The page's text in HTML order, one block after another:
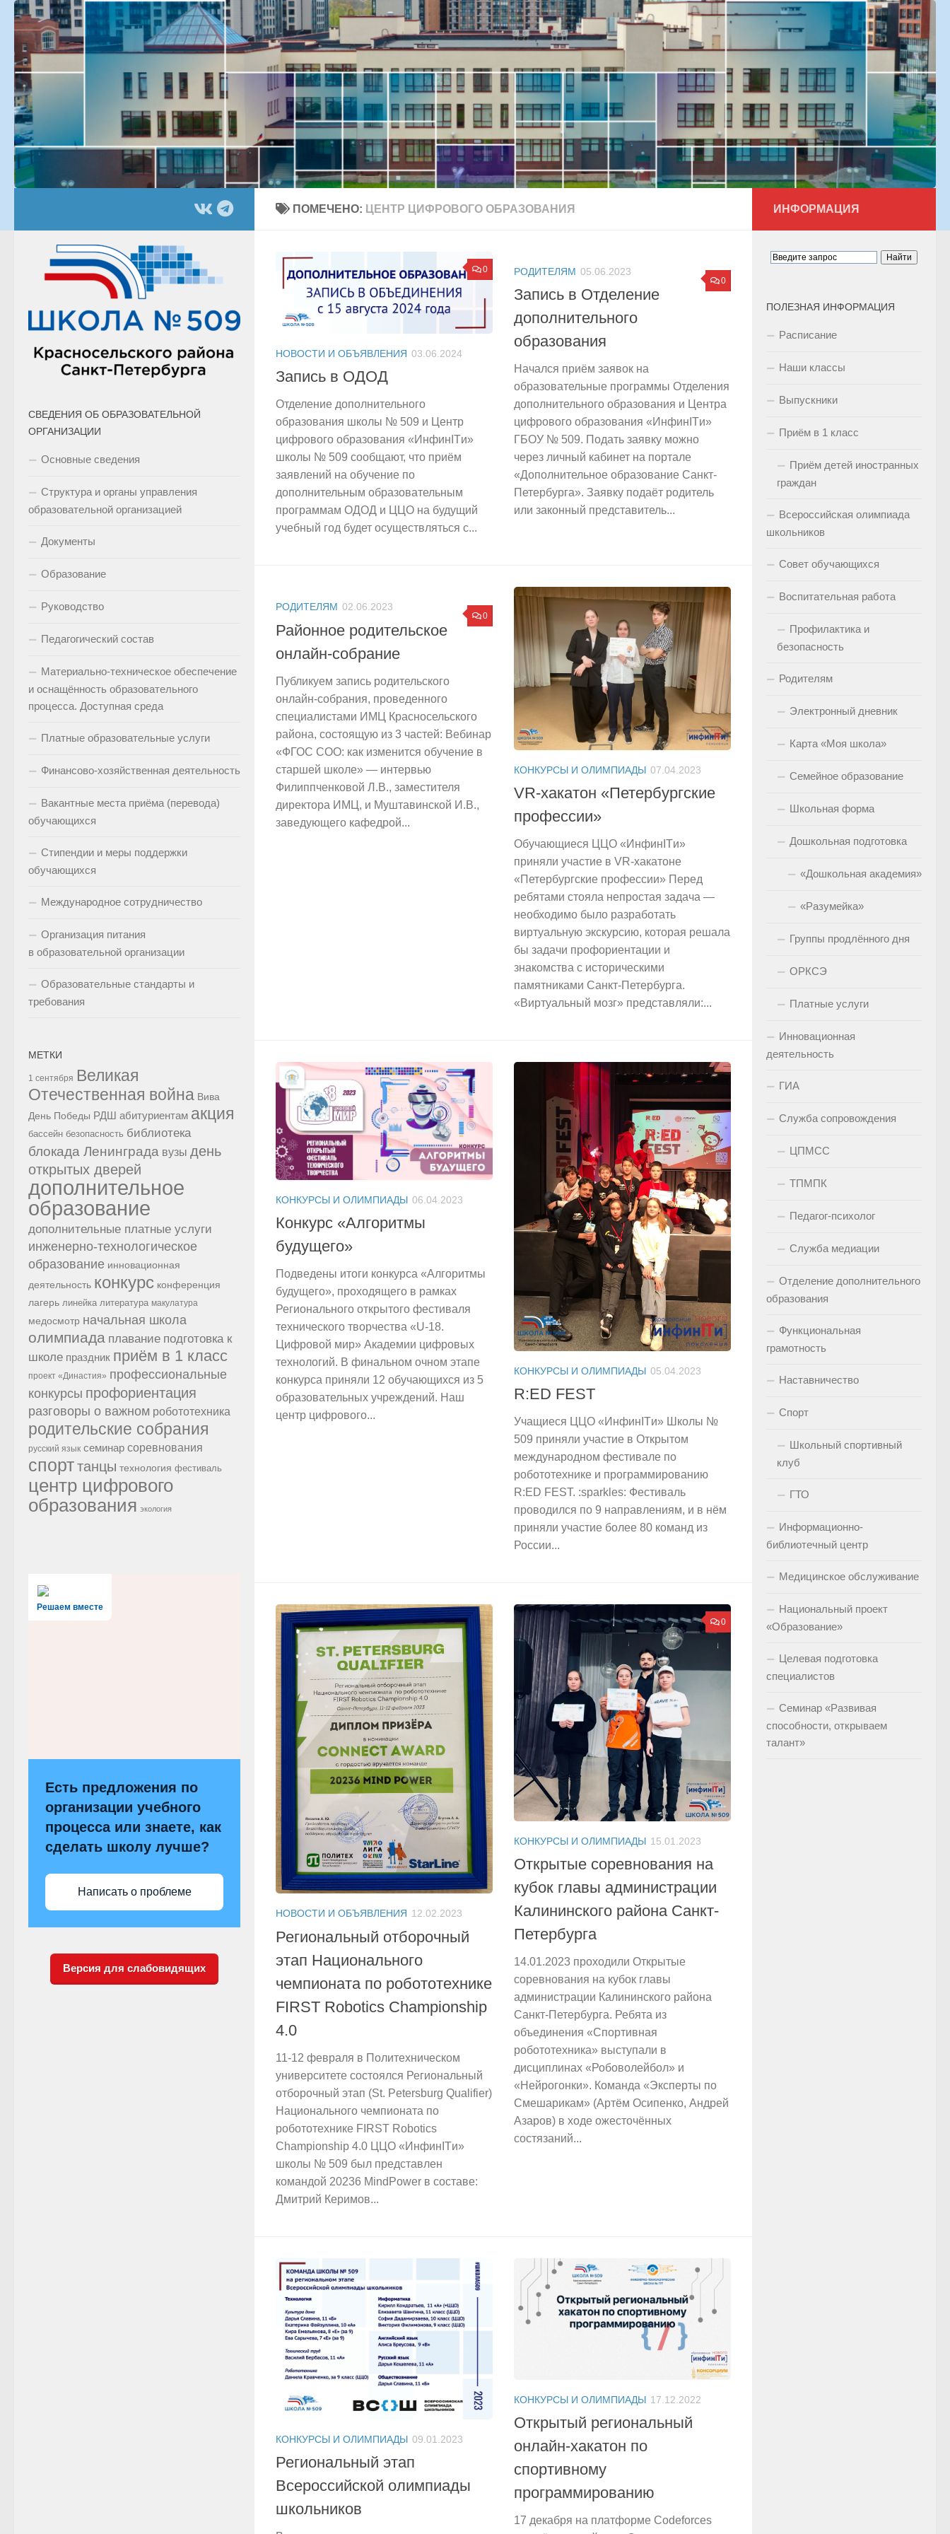
Перейти к содержимому
ПОМЕЧЕНО: ЦЕНТР ЦИФРОВОГО ОБРАЗОВАНИЯ
0
НОВОСТИ И ОБЪЯВЛЕНИЯ 03.06.2024
Запись в ОДОД
Отделение дополнительного
образования школы № 509 и Центр
цифрового образования «ИнфинITи»
школы № 509 сообщают, что приём
заявлений на обучение по
дополнительным образовательным
программам ОДОД и ЦЦО на будущий
учебный год будет осуществляться с...
0
РОДИТЕЛЯМ 05.06.2023
Запись в Отделение
дополнительного
образования
Начался приём заявок на
образовательные программы Отделения
дополнительного образования и Центра
цифрового образования «ИнфинITи»
ГБОУ № 509. Подать заявку можно
через личный кабинет на портале
«Дополнительное образование Санкт-
Петербурга». Заявку подаёт родитель
или законный представитель...
0
РОДИТЕЛЯМ 02.06.2023
Районное родительское
онлайн-собрание
Публикуем запись родительского
онлайн-собрания, проведенного
специалистами ИМЦ Красносельского
района, состоящую из 3 частей: Вебинар
«ФГОС СОО: как изменится обучение в
старшей школе» — интервью
Филиппченковой Л.В., заместителя
директора ИМЦ, и Муштавинской И.В.,
заведующего кафедрой...
КОНКУРСЫ И ОЛИМПИАДЫ 07.04.2023
VR-хакатон «Петербургские
профессии»
Обучающиеся ЦЦО «ИнфинITи»
приняли участие в VR-хакатоне
«Петербургские профессии» Перед
ребятами стояла непростая задача —
необходимо было разработать
виртуальную экскурсию, которая решала
бы задачи профориентации и
знакомства с историческими
памятниками Санкт-Петербурга.
«Виртуальный мозг» представляли:...
КОНКУРСЫ И ОЛИМПИАДЫ 06.04.2023
Конкурс «Алгоритмы
будущего»
Подведены итоги конкурса «Алгоритмы
будущего», проходящего в рамках
Регионального открытого фестиваля
технического творчества «U-18.
Цифровой мир» Академии цифровых
технологий. В финальном очном этапе
конкурса приняли 12 обучающихся из 5
образовательных учреждений. Наш
центр цифрового...
КОНКУРСЫ И ОЛИМПИАДЫ 05.04.2023
R:ED FEST
Учащиеся ЦЦО «ИнфинITи» Школы №
509 приняли участие в Открытом
международном фестивале по
робототехнике и программированию
R:ED FEST. :sparkles: Фестиваль
проводился по 9 направлениям, и в нём
приняли участие более 80 команд из
России...
НОВОСТИ И ОБЪЯВЛЕНИЯ 12.02.2023
Региональный отборочный
этап Национального
чемпионата по робототехнике
FIRST Robotics Championship
4.0
11-12 февраля в Политехническом
университете состоялся Региональный
отборочный этап (St. Petersburg Qualifier)
Национального чемпионата по
робототехнике FIRST Robotics
Championship 4.0 ЦЦО «ИнфинITи»
школы № 509 был представлен
командой 20236 MindPower в составе:
Дмитрий Керимов...
0
КОНКУРСЫ И ОЛИМПИАДЫ 15.01.2023
Открытые соревнования на
кубок главы администрации
Калининского района Санкт-
Петербурга
14.01.2023 проходили Открытые
соревнования на кубок главы
администрации Калининского района
Санкт-Петербурга. Ребята из
объединения «Спортивная
робототехника» выступали в
дисциплинах «Робоволейбол» и
«Нейрогонки». Команда «Эксперты по
Смешарикам» (Артём Осипенко, Андрей
Азаров) в ходе ожесточённых
состязаний...
КОНКУРСЫ И ОЛИМПИАДЫ 09.01.2023
Региональный этап
Всероссийской олимпиады
школьников
КОНКУРСЫ И ОЛИМПИАДЫ 17.12.2022
Открытый региональный
онлайн-хакатон по
спортивному
программированию
17 декабря на платформе Codeforces
СВЕДЕНИЯ ОБ ОБРАЗОВАТЕЛЬНОЙ
ОРГАНИЗАЦИИ
Основные сведения
Структура и органы управления
образовательной организацией
Документы
Образование
Руководство
Педагогический состав
Материально-техническое обеспечение
и оснащённость образовательного
процесса. Доступная среда
Платные образовательные услуги
Финансово-хозяйственная деятельность
Вакантные места приёма (перевода)
обучающихся
Стипендии и меры поддержки
обучающихся
Международное сотрудничество
Организация питания
в образовательной организации
Образовательные стандарты и
требования
МЕТКИ
1 сентября Великая
Отечественная война Вива
День Победы РДШ абитуриентам акция
бассейн безопасность библиотека
блокада Ленинграда вузы день
открытых дверей
дополнительное
образование
дополнительные платные услуги
инженерно-технологическое
образование инновационная
деятельность конкурс конференция
лагерь линейка литература макулатура
медосмотр начальная школа
олимпиада плавание подготовка к
школе праздник приём в 1 класс
проект «Династия» профессиональные
конкурсы профориентация
разговоры о важном робототехника
родительские собрания
русский язык семинар соревнования
спорттанцы технология фестиваль
центр цифрового
образования экология
Решаем вместе
Есть предложения по
организации учебного
процесса или знаете, как
сделать школу лучше?
Написать о проблеме
Версия для слабовидящих
ИНФОРМАЦИЯ
ПОЛЕЗНАЯ ИНФОРМАЦИЯ
Расписание
Наши классы
Выпускники
Приём в 1 класс
Приём детей иностранных
граждан
Всероссийская олимпиада
школьников
Совет обучающихся
Воспитательная работа
Профилактика и
безопасность
Родителям
Электронный дневник
Карта «Моя школа»
Семейное образование
Школьная форма
Дошкольная подготовка
«Дошкольная академия»
«Разумейка»
Группы продлённого дня
ОРКСЭ
Платные услуги
Инновационная
деятельность
ГИА
Служба сопровождения
ЦПМСС
ТПМПК
Педагог-психолог
Служба медиации
Отделение дополнительного
образования
Функциональная
грамотность
Наставничество
Спорт
Школьный спортивный
клуб
ГТО
Информационно-
библиотечный центр
Медицинское обслуживание
Национальный проект
«Образование»
Целевая подготовка
специалистов
Семинар «Развивая
способности, открываем
талант»